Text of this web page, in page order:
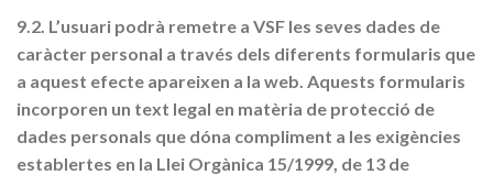
9.2. L’usuari podrà remetre a VSF les seves dades de
caràcter personal a través dels diferents formularis que
a aquest efecte apareixen a la web. Aquests formularis
incorporen un text legal en matèria de protecció de
dades personals que dóna compliment a les exigències
establertes en la Llei Orgànica 15/1999, de 13 de